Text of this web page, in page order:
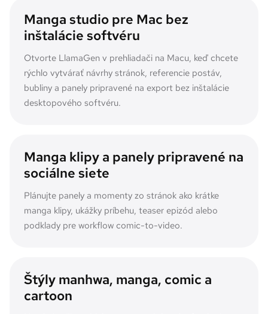
Manga studio pre Mac bez
inštalácie softvéru
Otvorte LlamaGen v prehliadači na Macu, keď chcete
rýchlo vytvárať návrhy stránok, referencie postáv,
bubliny a panely pripravené na export bez inštalácie
desktopového softvéru.
Manga klipy a panely pripravené na
sociálne siete
Plánujte panely a momenty zo stránok ako krátke
manga klipy, ukážky príbehu, teaser epizód alebo
podklady pre workflow comic-to-video.
Štýly manhwa, manga, comic a
cartoon